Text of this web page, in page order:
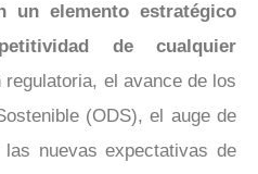
un elemento estratégico
de cualquier
regulatoria, el avance de los
(ODS), el auge de
nuevas expectativas de